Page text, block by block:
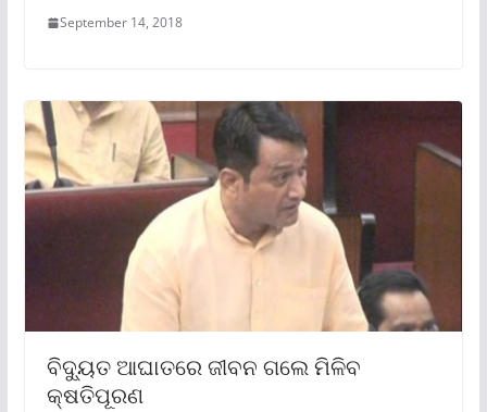
September 14, 2018
ବିଦ୍ୟୁତ ଆଘାତରେ ଜୀବନ ଗଲେ ମିଳିବ
କ୍ଷତିପୂରଣ